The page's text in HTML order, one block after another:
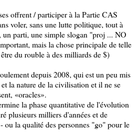
offrent / participer à la Partie CAS
voler, sans une lutte politique, tout à
parti, une simple slogan "proj ... NO
mais la chose principale de telle
du rouble à des milliards de $)
depuis 2008, qui est un peu mis
la nature de la civilisation et il ne se
«oracles».
la phase quantitative de l'évolution
plusieurs milliers d'années et de
ou la qualité des personnes "go" pour le